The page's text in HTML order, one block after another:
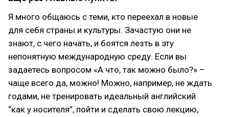
Я много общаюсь с теми, кто переехал в новые
для себя страны и культуры. Зачастую они не
знают, с чего начать, и боятся лезть в эту
непонятную международную среду. Если вы
задаетесь вопросом «А что, так можно было?» –
чаще всего да, можно! Можно, например, не ждать
годами, не тренировать идеальный английский
“как у носителя”, пойти и сделать свою лекцию,